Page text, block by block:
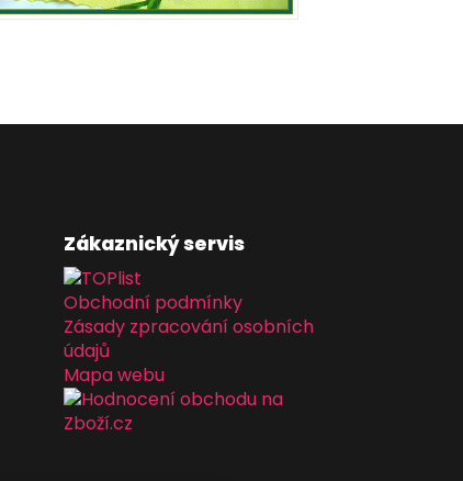
Zákaznický servis
Obchodní podmínky
Zásady zpracování osobních
údajů
Mapa webu